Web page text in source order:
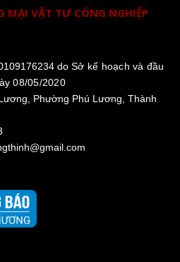
MẠI VẬT TƯ CÔNG NGHIỆP
do Sở kế hoạch và đầu
08/05/2020
Phường Phú Lương, Thành